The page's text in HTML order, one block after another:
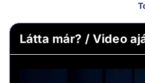
Látta már? / Video